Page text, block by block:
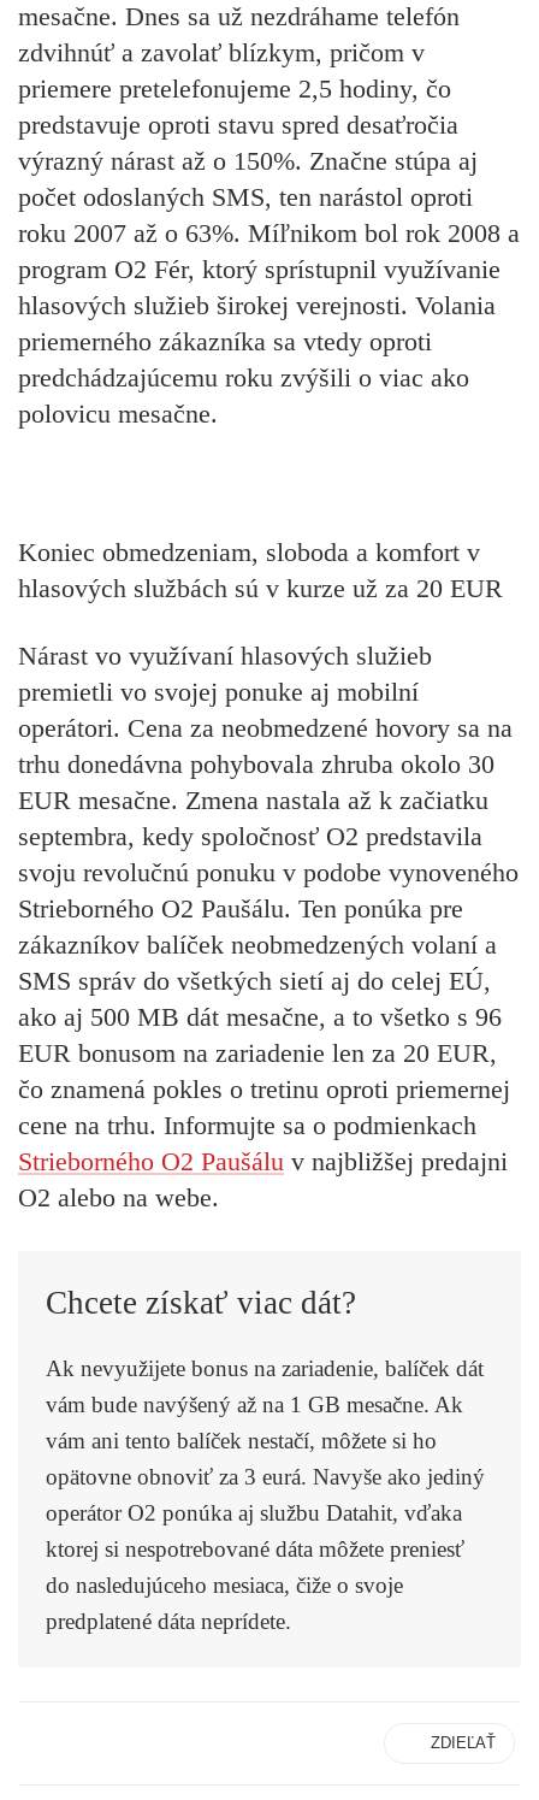
mesačne. Dnes sa už nezdráhame telefón
zdvihnúť a zavolať blízkym, pričom v
priemere pretelefonujeme 2,5 hodiny, čo
predstavuje oproti stavu spred desaťročia
výrazný nárast až o 150%. Značne stúpa aj
počet odoslaných SMS, ten narástol oproti
roku 2007 až o 63%. Míľnikom bol rok 2008 a
program O2 Fér, ktorý sprístupnil využívanie
hlasových služieb širokej verejnosti. Volania
priemerného zákazníka sa vtedy oproti
predchádzajúcemu roku zvýšili o viac ako
polovicu mesačne.
Koniec obmedzeniam, sloboda a komfort v
hlasových službách sú v kurze už za 20 EUR
Nárast vo využívaní hlasových služieb
premietli vo svojej ponuke aj mobilní
operátori. Cena za neobmedzené hovory sa na
trhu donedávna pohybovala zhruba okolo 30
EUR mesačne. Zmena nastala až k začiatku
septembra, kedy spoločnosť O2 predstavila
svoju revolučnú ponuku v podobe vynoveného
Strieborného O2 Paušálu. Ten ponúka pre
zákazníkov balíček neobmedzených volaní a
SMS správ do všetkých sietí aj do celej EÚ,
ako aj 500 MB dát mesačne, a to všetko s 96
EUR bonusom na zariadenie len za 20 EUR,
čo znamená pokles o tretinu oproti priemernej
cene na trhu. Informujte sa o podmienkach
Strieborného O2 Paušálu v najbližšej predajni
O2 alebo na webe.
Chcete získať viac dát?
Ak nevyužijete bonus na zariadenie, balíček dát
vám bude navýšený až na 1 GB mesačne. Ak
vám ani tento balíček nestačí, môžete si ho
opätovne obnoviť za 3 eurá. Navyše ako jediný
operátor O2 ponúka aj službu Datahit, vďaka
ktorej si nespotrebované dáta môžete preniesť
do nasledujúceho mesiaca, čiže o svoje
predplatené dáta neprídete.
ZDIEĽAŤ